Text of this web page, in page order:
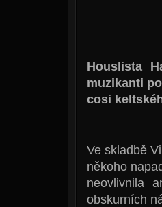
Houslista
muzikanti
cosi
Ve skladbě
někoho
neovlivnila
obskurních